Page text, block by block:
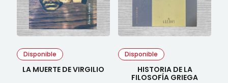
Disponible
LA MUERTE DE VIRGILIO
Disponible
HISTORIA DE LA
FILOSOFÍA GRIEGA